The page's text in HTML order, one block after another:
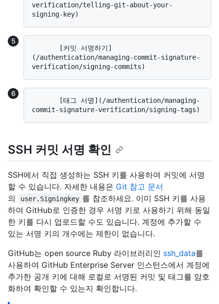
verification/telling-git-about-your-
(/authentication/managing-commit-signature-
SSH 커밋 서명 확인
SSH에서 직접 생성하는 SSH 키를 사용하여 커밋에 서명
할 수 있습니다. 자세한 내용은 Git 참고 문서
의
user.Signingkey 를 참조하세요. 이미 SSH 키를 사용
하여 GitHub로 인증한 경우 서명 키로 사용하기 위해 동일
한 키를 다시 업로드할 수도 있습니다. 계정에 추가할 수
있는 서명 키의 개수에는 제한이 없습니다.
GitHub는 open source Ruby 라이브러리인 ssh_data를
사용하여 GitHub Enterprise Server 인스턴스에서 계정에
추가한 공개 키에 대해 로컬로 서명된 커밋 및 태그를 암호
화하여 확인할 수 있는지 확인합니다.